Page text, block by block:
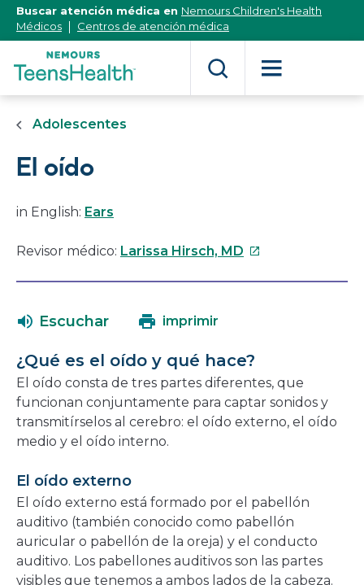
[Skip
Content]
Buscar atención médica en Nemours Children's Health
Médicos
Centros de atención médica
Adolescentes
El oído
in English: Ears
Revisor médico: Larissa Hirsch, MD Este
nueva
ventana
Escuchar imprimir
¿Qué es el oído y qué hace?
El oído consta de tres partes diferentes, que
funcionan conjuntamente para captar sonidos y
transmitírselos al cerebro: el oído externo, el oído
medio y el oído interno.
El oído externo
El oído externo está formado por el pabellón
auditivo (también conocido como pabellón
auricular o pabellón de la oreja) y el conducto
auditivo. Los pabellones auditivos son las partes
visibles que tenemos a ambos lados de la cabeza.